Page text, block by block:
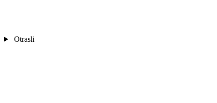
Otrasli